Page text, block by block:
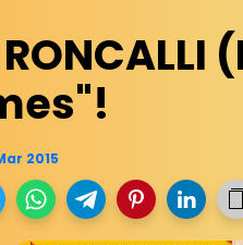
2015